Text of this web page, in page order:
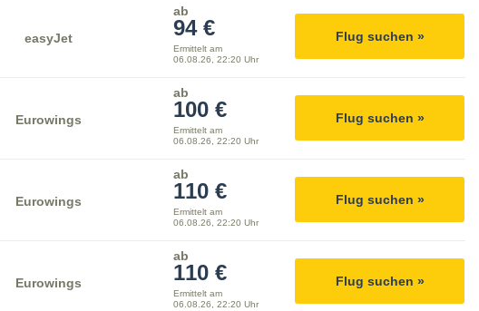
easyJet
ab
94 €
Ermittelt am
06.08.26, 22:20 Uhr
Flug suchen »
Eurowings
ab
100 €
Ermittelt am
06.08.26, 22:20 Uhr
Flug suchen »
Eurowings
ab
110 €
Ermittelt am
06.08.26, 22:20 Uhr
Flug suchen »
Eurowings
ab
110 €
Ermittelt am
06.08.26, 22:20 Uhr
Flug suchen »